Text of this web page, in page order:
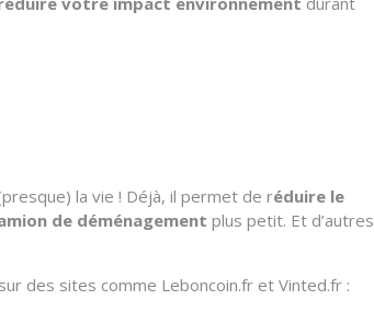
la vie ! Déjà, il permet de réduire le
de déménagement plus petit. Et d’autres
des sites comme Leboncoin.fr et Vinted.fr :